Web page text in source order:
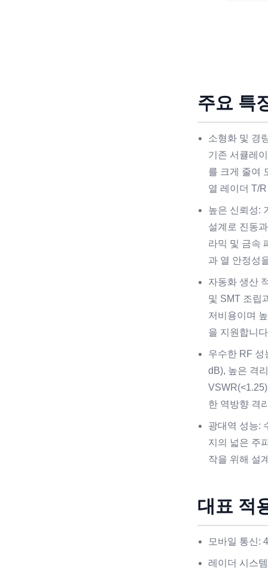
주요 특
소형화 및 경
기존 서큘레
를 크게 줄여
열 레이더 T/
높은 신뢰성:
설계로 진동
라믹 및 금속
과 열 안정성
자동화 생산
및 SMT 조립
저비용이며
을 지원합니
우수한 RF 성
dB), 높은 격
한 역방향 격
광대역 성능:
지의 넓은 주
작을 위해 설
대표 적
모바일 통신:
레이더 시스